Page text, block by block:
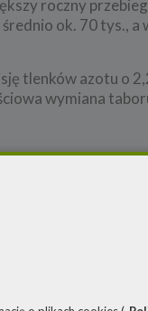
roczny przebieg
ok. 70 tys.,
tlenków azotu o
wymiana